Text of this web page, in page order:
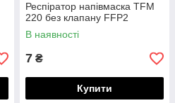
Респіратор напівмаска TFM
220 без клапану FFP2
В наявності
7 ₴
Купити